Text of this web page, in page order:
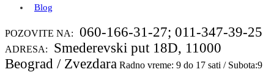
Blog
POZOVITE NA: 060-166-31-27; 011-347-39-25
ADRESA:
Smederevski put 18D, 11000
Beograd / Zvezdara Radno vreme: 9 do 17 sati / Subota:9